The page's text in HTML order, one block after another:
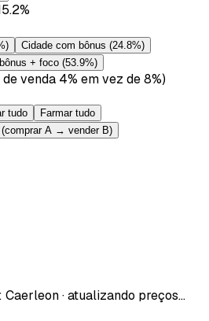
) Cidade com bônus (24.8%)
+ foco (53.9%)
venda 4% em vez de 8%)
tudo
Farmar tudo
(comprar A → vender B)
: Caerleon· atualizando preços…